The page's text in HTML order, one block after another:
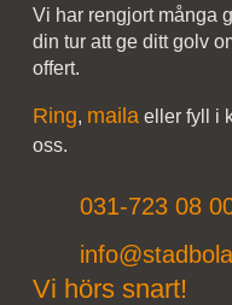
Vi har rengjort många
din tur att ge ditt golv
offert.
Ring, maila eller fyll i
oss.
031-723 08
Vi hörs snart!